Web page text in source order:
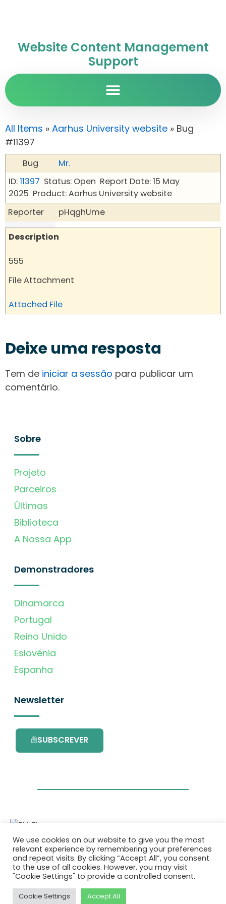
Website Content Management
Support
All Items » Aarhus University website » Bug
#11397
Bug
Mr.
ID:11397 Status: Open Report Date: 15 May
2025 Product: Aarhus University website
Reporter
pHqghUme
Description
555
File Attachment
Attached File
Deixe uma resposta
Tem de iniciar a sessão para publicar um
comentário.
Sobre
Projeto
Parceiros
Últimas
Biblioteca
A Nossa App
Demonstradores
Dinamarca
Portugal
Reino Unido
Eslovénia
Espanha
Newsletter
SUBSCREVER
Este projecto é financiado pelo Programa de
Investigação e Inovação da União Europeia
Horizonte 2020 com o contrato Nº. 101036418.
Política de Privacidade
We use cookies on our website to give you the most
relevant experience by remembering your preferences
and repeat visits. By clicking “Accept All”, you consent
to the use of all cookies. However, you may visit
"Cookie Settings" to provide a controlled consent.
Cookie Settings Accept All